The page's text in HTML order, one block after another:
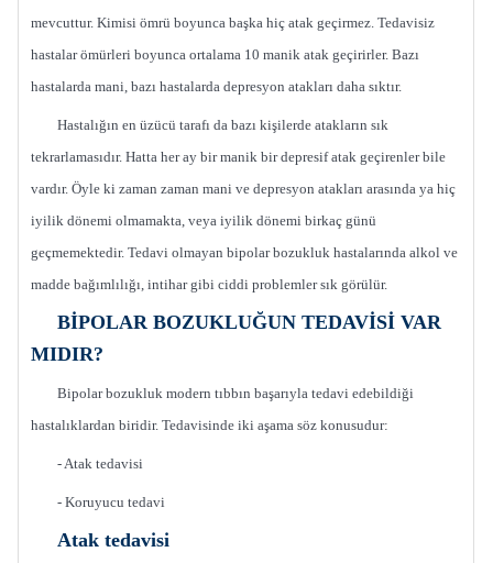
mevcuttur. Kimisi ömrü boyunca başka hiç atak geçirmez. Tedavisiz
hastalar ömürleri boyunca ortalama 10 manik atak geçirirler. Bazı
hastalarda mani, bazı hastalarda depresyon atakları daha sıktır.
Hastalığın en üzücü tarafı da bazı kişilerde atakların sık
tekrarlamasıdır. Hatta her ay bir manik bir depresif atak geçirenler bile
vardır. Öyle ki zaman zaman mani ve depresyon atakları arasında ya hiç
iyilik dönemi olmamakta, veya iyilik dönemi birkaç günü
geçmemektedir. Tedavi olmayan bipolar bozukluk hastalarında alkol ve
madde bağımlılığı, intihar gibi ciddi problemler sık görülür.
BİPOLAR BOZUKLUĞUN TEDAVİSİ VAR
MIDIR?
Bipolar bozukluk modern tıbbın başarıyla tedavi edebildiği
hastalıklardan biridir. Tedavisinde iki aşama söz konusudur:
- Atak tedavisi
- Koruyucu tedavi
Atak tedavisi